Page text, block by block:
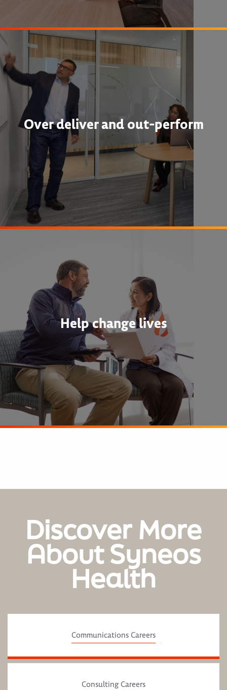
Over deliver and out-perform
Help change lives
Discover More
About Syneos
Health
Communications Careers
Consulting Careers